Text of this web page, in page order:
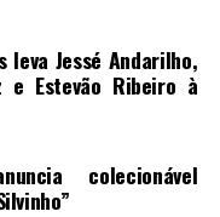
leva Jessé Andarilho,
e Estevão Ribeiro à
colecionável